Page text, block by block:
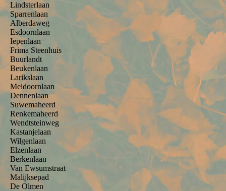
Lindsterlaan
Sparrenlaan
Alberdaweg
Esdoornlaan
Iepenlaan
Frima Steenhuis
Buurlandt
Beukenlaan
Larikslaan
Meidoornlaan
Dennenlaan
Suwemaheerd
Renkemaheerd
Wendtsteinweg
Kastanjelaan
Wilgenlaan
Elzenlaan
Berkenlaan
Van Ewsumstraat
Malijksepad
De Olmen